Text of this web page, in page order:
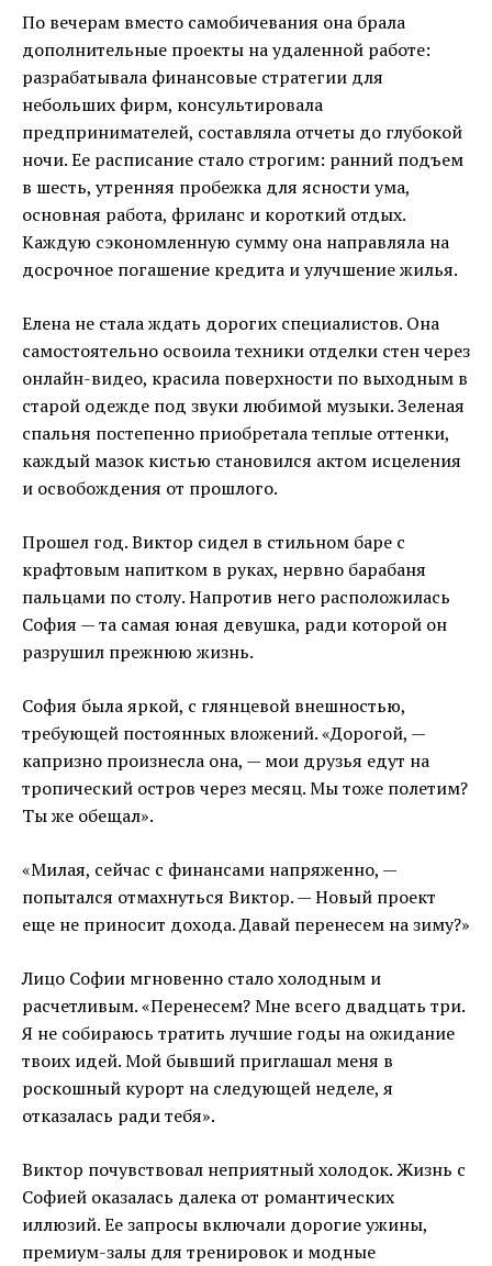
По вечерам вместо самобичевания она брала
дополнительные проекты на удаленной работе:
разрабатывала финансовые стратегии для
небольших фирм, консультировала
предпринимателей, составляла отчеты до глубокой
ночи. Ее расписание стало строгим: ранний подъем
в шесть, утренняя пробежка для ясности ума,
основная работа, фриланс и короткий отдых.
Каждую сэкономленную сумму она направляла на
досрочное погашение кредита и улучшение жилья.
Елена не стала ждать дорогих специалистов. Она
самостоятельно освоила техники отделки стен через
онлайн-видео, красила поверхности по выходным в
старой одежде под звуки любимой музыки. Зеленая
спальня постепенно приобретала теплые оттенки,
каждый мазок кистью становился актом исцеления
и освобождения от прошлого.
Прошел год. Виктор сидел в стильном баре с
крафтовым напитком в руках, нервно барабаня
пальцами по столу. Напротив него расположилась
София — та самая юная девушка, ради которой он
разрушил прежнюю жизнь.
София была яркой, с глянцевой внешностью,
требующей постоянных вложений. «Дорогой, —
капризно произнесла она, — мои друзья едут на
тропический остров через месяц. Мы тоже полетим?
Ты же обещал».
«Милая, сейчас с финансами напряженно, —
попытался отмахнуться Виктор. — Новый проект
еще не приносит дохода. Давай перенесем на зиму?»
Лицо Софии мгновенно стало холодным и
расчетливым. «Перенесем? Мне всего двадцать три.
Я не собираюсь тратить лучшие годы на ожидание
твоих идей. Мой бывший приглашал меня в
роскошный курорт на следующей неделе, я
отказалась ради тебя».
Виктор почувствовал неприятный холодок. Жизнь с
Софией оказалась далека от романтических
иллюзий. Ее запросы включали дорогие ужины,
премиум-залы для тренировок и модные